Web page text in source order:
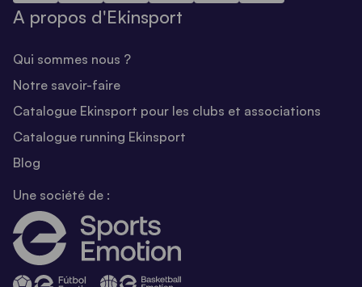
A propos d'Ekinsport
Qui sommes nous ?
Notre savoir-faire
Catalogue Ekinsport pour les clubs et associations
Catalogue running Ekinsport
Blog
Une société de :